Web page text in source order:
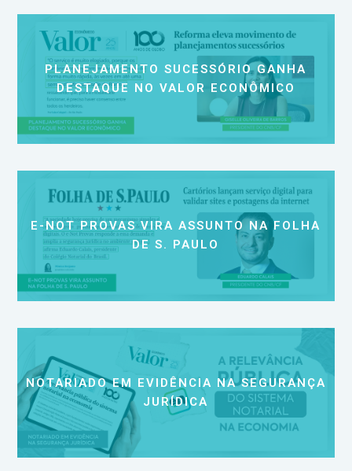
PLANEJAMENTO SUCESSÓRIO GANHA
DESTAQUE NO VALOR ECONÔMICO
E-NOT PROVAS VIRA ASSUNTO NA FOLHA
DE S. PAULO
NOTARIADO EM EVIDÊNCIA NA SEGURANÇA
JURÍDICA